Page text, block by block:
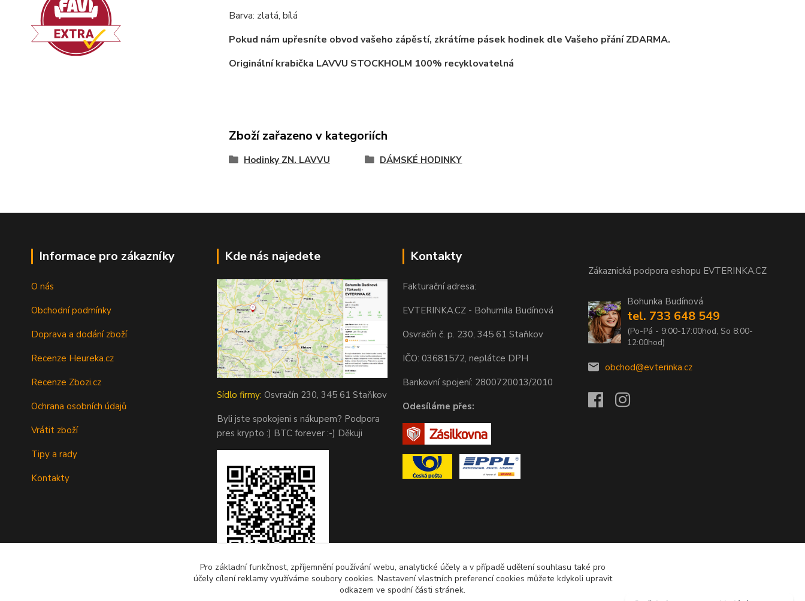
Barva: zlatá, bílá
Pokud nám upřesníte obvod vašeho zápěstí, zkrátíme pásek hodinek dle Vašeho přání ZDARMA.
Originální krabička LAVVU STOCKHOLM 100% recyklovatelná
Zboží zařazeno v kategoriích
Hodinky ZN. LAVVU DÁMSKÉ HODINKY
Informace pro zákazníky
O nás
Obchodní podmínky
Doprava a dodání zboží
Recenze Heureka.cz
Recenze Zbozi.cz
Ochrana osobních údajů
Vrátit zboží
Tipy a rady
Kontakty
Kde nás najedete
Sídlo firmy: Osvračín 230, 345 61 Staňkov
Byli jste spokojeni s nákupem? Podpora
pres krypto :) BTC forever :-) Děkuji
Kontakty
Fakturační adresa:
EVTERINKA.CZ - Bohumila Budínová
Osvračín č. p. 230, 345 61 Staňkov
IČO: 03681572, neplátce DPH
Bankovní spojení: 2800720013/2010
Odesíláme přes:
Zákaznická podpora eshopu EVTERINKA.CZ
Bohunka Budínová
tel. 733 648 549
(Po-Pá - 9:00-17:00hod, So 8:00-
12:00hod)
obchod@evterinka.cz
Pro základní funkčnost, zpříjemnění používání webu, analytické účely a v případě udělení souhlasu také pro
účely cílení reklamy využíváme soubory cookies. Nastavení vlastních preferencí cookies můžete kdykoli upravit
odkazem ve spodní části stránek.